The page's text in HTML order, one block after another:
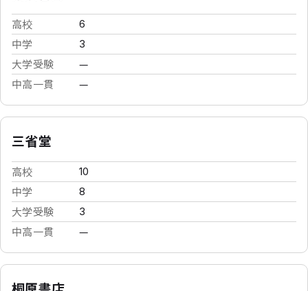
高校 6
中学 3
大学受験
—
中高一貫
—
三省堂
高校 10
中学 8
大学受験 3
中高一貫 —